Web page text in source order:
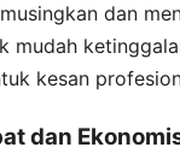
dan
mudah
kesan
dan